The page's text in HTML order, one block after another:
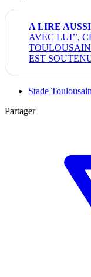
AVEC LUI’’,
EST
Stade Toulousain
Partager